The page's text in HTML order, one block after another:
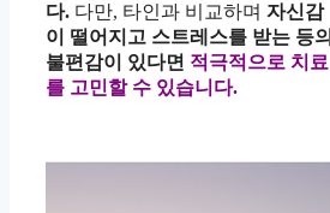
다. 다만, 타인과 비교하며 자신감
이 떨어지고 스트레스를 받는 등의
불편감이 있다면 적극적으로 치료
를 고민할 수 있습니다.